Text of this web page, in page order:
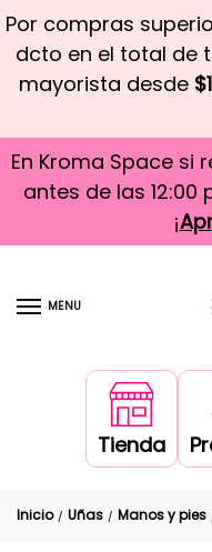
Por compras
dcto en el total de
mayorista desde
En Kroma Space si
antes de las 12:00
¡
MENU
Tienda
Inicio / Uñas / Manos y pies